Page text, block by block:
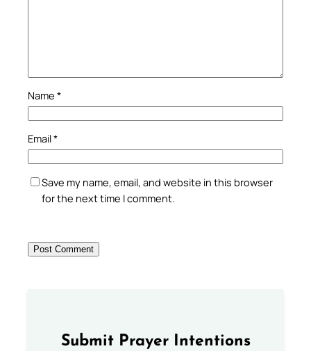
Name *
Email*
Save my name, email, and website in this browser
for the next time I comment.
Submit Prayer Intentions